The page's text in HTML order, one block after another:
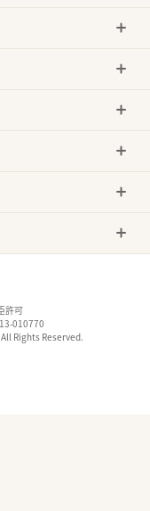
許可
13-010770
All Rights Reserved.